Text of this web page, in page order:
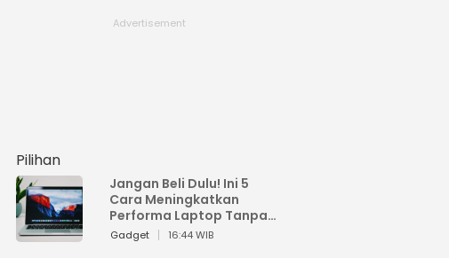
Pilihan
Jangan Beli Dulu! Ini 5
Cara Meningkatkan
Performa Laptop Tanpa
Harus Beli Baru
Gadget 16:44 WIB